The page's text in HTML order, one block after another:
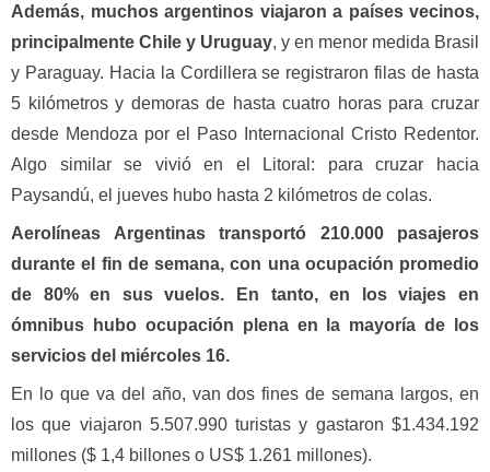
Además, muchos argentinos viajaron a países vecinos,
principalmente Chile y Uruguay, y en menor medida Brasil
y Paraguay. Hacia la Cordillera se registraron filas de hasta
5 kilómetros y demoras de hasta cuatro horas para cruzar
desde Mendoza por el Paso Internacional Cristo Redentor.
Algo similar se vivió en el Litoral: para cruzar hacia
Paysandú, el jueves hubo hasta 2 kilómetros de colas.
Aerolíneas Argentinas transportó 210.000 pasajeros
durante el fin de semana, con una ocupación promedio
de 80% en sus vuelos. En tanto, en los viajes en
ómnibus hubo ocupación plena en la mayoría de los
servicios del miércoles 16.
En lo que va del año, van dos fines de semana largos, en
los que viajaron 5.507.990 turistas y gastaron $1.434.192
millones ($ 1,4 billones o US$ 1.261 millones).